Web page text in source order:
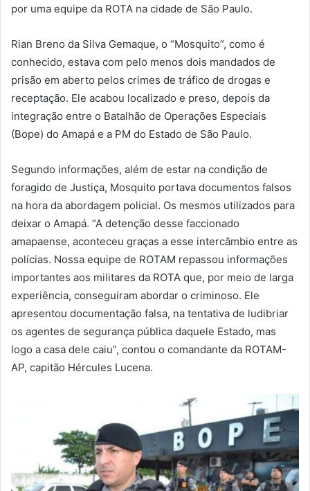
por uma equipe da ROTA na cidade de São Paulo.
Rian Breno da Silva Gemaque, o “Mosquito”, como é
conhecido, estava com pelo menos dois mandados de
prisão em aberto pelos crimes de tráfico de drogas e
receptação. Ele acabou localizado e preso, depois da
integração entre o Batalhão de Operações Especiais
(Bope) do Amapá e a PM do Estado de São Paulo.
Segundo informações, além de estar na condição de
foragido de Justiça, Mosquito portava documentos falsos
na hora da abordagem policial. Os mesmos utilizados para
deixar o Amapá. “A detenção desse faccionado
amapaense, aconteceu graças a esse intercâmbio entre as
polícias. Nossa equipe de ROTAM repassou informações
importantes aos militares da ROTA que, por meio de larga
experiência, conseguiram abordar o criminoso. Ele
apresentou documentação falsa, na tentativa de ludibriar
os agentes de segurança pública daquele Estado, mas
logo a casa dele caiu”, contou o comandante da ROTAM-
AP, capitão Hércules Lucena.